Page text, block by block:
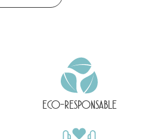
ECO-RESPONSABLE